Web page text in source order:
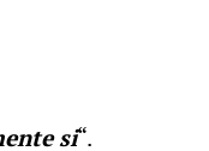
si“.